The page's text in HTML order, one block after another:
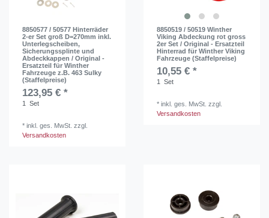
8850577 / 50577 Hinterräder
2-er Set groß D=270mm inkl.
Unterlegscheiben,
Sicherungssplinte und
Abdeckkappen / Original -
Ersatzteil für Winther
Fahrzeuge z.B. 463 Sulky
(Staffelpreise)
123,95 € *
1 Set
*inkl. ges. MwSt. zzgl.
Versandkosten
8850519 / 50519 Winther
Viking Abdeckung rot gross
2er Set / Original - Ersatzteil
Hinterrad für Winther Viking
Fahrzeuge (Staffelpreise)
10,55 € *
1 Set
*inkl. ges. MwSt. zzgl.
Versandkosten